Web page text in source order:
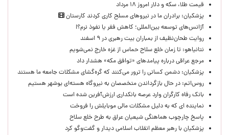
قیمت طلا، سکه و دلار امروز ۱۸ مرداد
پزشکیان: برادران ما در نیروهای مسلح کاری کردند کارستان
آژانس‌های توسعه بین‌المللی؛ کاهش فقر یا نفوذ نرم؟!
روایت طحان‌نظیف از بمباران بیت رهبری در ۹ اسفند
نتانیاهو: تا زمان خلع سلاح حماس از غزه خارج نمی‌شویم
مرجع عراقی درباره پیامدهای «توافق مکه» هشدار داد
پزشکیان: دشمن کسانی را ترور می‌کنند که گره‌گشای مشکلات جامعه ما هستند
روس‌اتم: در حال بازگرداندن متخصصان به نیروگاه هسته‌ای بوشهر هستیم
بانک رفاه کارگران وارد عرصه بانکداری ارزش‌آفرین شده است
نماینده ای که به دلیل مشکلات مالی موبایلش را فروخت
پاسخ چارچوب هماهنگی شیعیان عراق به طرح خلع سلاح
پزشکیان با رهبر معظم انقلاب اسلامی دیدار و گفت‌وگو کرد